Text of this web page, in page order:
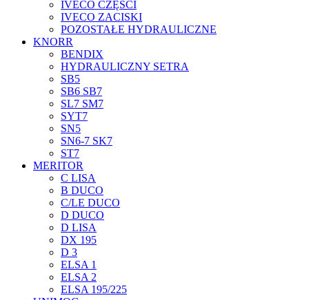
IVECO CZĘŚCI
IVECO ZACISKI
POZOSTAŁE HYDRAULICZNE
KNORR
BENDIX
HYDRAULICZNY SETRA
SB5
SB6 SB7
SL7 SM7
SYT7
SN5
SN6-7 SK7
ST7
MERITOR
C LISA
B DUCO
C/LE DUCO
D DUCO
D LISA
DX 195
D 3
ELSA 1
ELSA 2
ELSA 195/225